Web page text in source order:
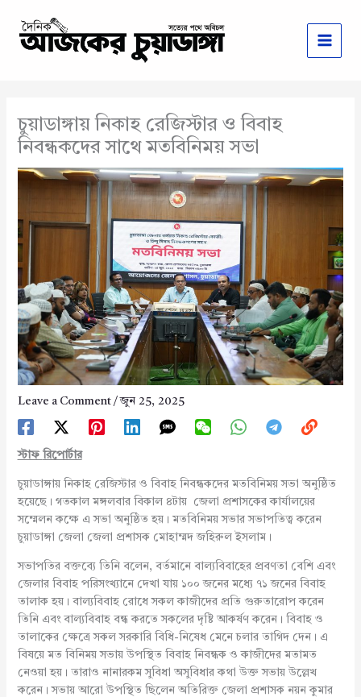
content
চুয়াডাঙ্গায় নিকাহ রেজিস্টার ও বিবাহ
নিবন্ধকদের সাথে মতবিনিময় সভা
Leave a Comment /জুন 25, 2025
স্টাফ রিপোর্টার
চুয়াডাঙ্গায় নিকাহ রেজিস্টার ও বিবাহ নিবন্ধকদের মতবিনিময় সভা অনুষ্ঠিত
হয়েছে। গতকাল মঙ্গলবার বিকাল ৪টায় জেলা প্রশাসকের কার্যালয়ের
সম্মেলন কক্ষে এ সভা অনুষ্ঠিত হয়। মতবিনিময় সভার সভাপতিত্ব করেন
চুয়াডাঙ্গা জেলা জেলা প্রশাসক মোহাম্মদ জহিরুল ইসলাম।
সভাপতির বক্তব্যে তিনি বলেন, বর্তমানে বাল্যবিবাহের প্রবণতা বেশি এবং
জেলার বিবাহ পরিসংখ্যানে দেখা যায় ১০০ জনের মধ্যে ৭১ জনের বিবাহ
তালাক হয়। বাল্যবিবাহ রোধে সকল কাজীদের প্রতি গুরুতারোপ করেন
তিনি এবং বাল্যবিবাহ বন্ধ করতে সকলের দৃষ্টি আকর্ষণ করেন। বিবাহ ও
তালাকের ক্ষেত্রে সকল সরকারি বিধি-নিষেধ মেনে চলার তাগিদ দেন। এ
বিষয়ে মত বিনিময় সভায় উপস্থিত বিবাহ নিবন্ধক ও কাজীদের মতামত
নেওয়া হয়। তারাও নানারকম সুবিধা অসুবিধার কথা উক্ত সভায় উল্লেখ
করেন। সভায় আরো উপস্থিত ছিলেন অতিরিক্ত জেলা প্রশাসক নয়ন কুমার